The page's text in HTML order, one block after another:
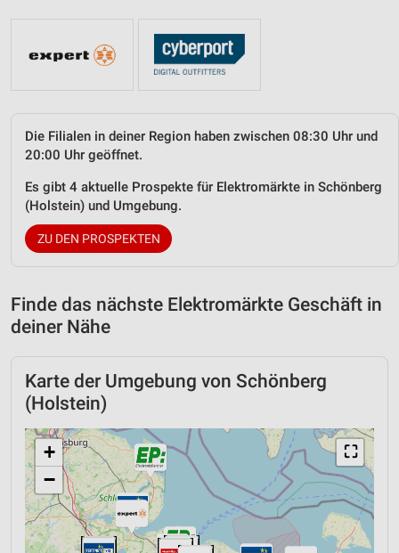
Die Filialen in deiner Region haben zwischen 08:30 Uhr und
20:00 Uhr geöffnet.
Es gibt 4 aktuelle Prospekte für Elektromärkte in Schönberg
(Holstein) und Umgebung.
ZU DEN PROSPEKTEN
Finde das nächste Elektromärkte Geschäft in
deiner Nähe
Karte der Umgebung von Schönberg
(Holstein)
⛶
+
−